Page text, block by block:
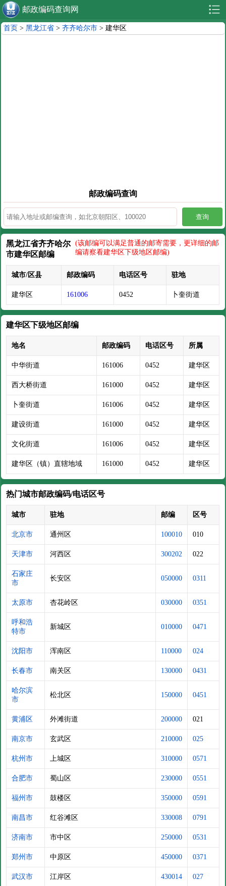
邮政编码查询网
首页 >黑龙江省 >齐齐哈尔市 > 建华区
邮政编码查询
查询
黑龙江省齐齐哈尔
市建华区邮编
(该邮编可以满足普通的邮寄需要，更详细的邮
编请察看建华区下级地区邮编)
城市/区县 邮政编码 电话区号 驻地
建华区 161006 0452 卜奎街道
建华区下级地区邮编
地名 邮政编码 电话区号 所属
中华街道 161006 0452 建华区
西大桥街道 161000 0452 建华区
卜奎街道 161006 0452 建华区
建设街道 161000 0452 建华区
文化街道 161006 0452 建华区
建华区（镇）直辖地域 161000 0452 建华区
热门城市邮政编码/电话区号
城市 驻地 邮编 区号
北京市 通州区 100010 010
天津市 河西区 300202 022
石家庄
市
长安区 050000 0311
太原市 杏花岭区 030000 0351
呼和浩
特市
新城区 010000 0471
沈阳市 浑南区 110000 024
长春市 南关区 130000 0431
哈尔滨
市
松北区 150000 0451
黄浦区 外滩街道 200000 021
南京市 玄武区 210000 025
杭州市 上城区 310000 0571
合肥市 蜀山区 230000 0551
福州市 鼓楼区 350000 0591
南昌市 红谷滩区 330008 0791
济南市 市中区 250000 0531
郑州市 中原区 450000 0371
武汉市 江岸区 430014 027